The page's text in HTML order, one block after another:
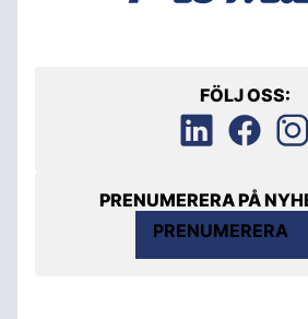
FÖLJ OSS:
PRENUMERERA PÅ
PRENUMERERA